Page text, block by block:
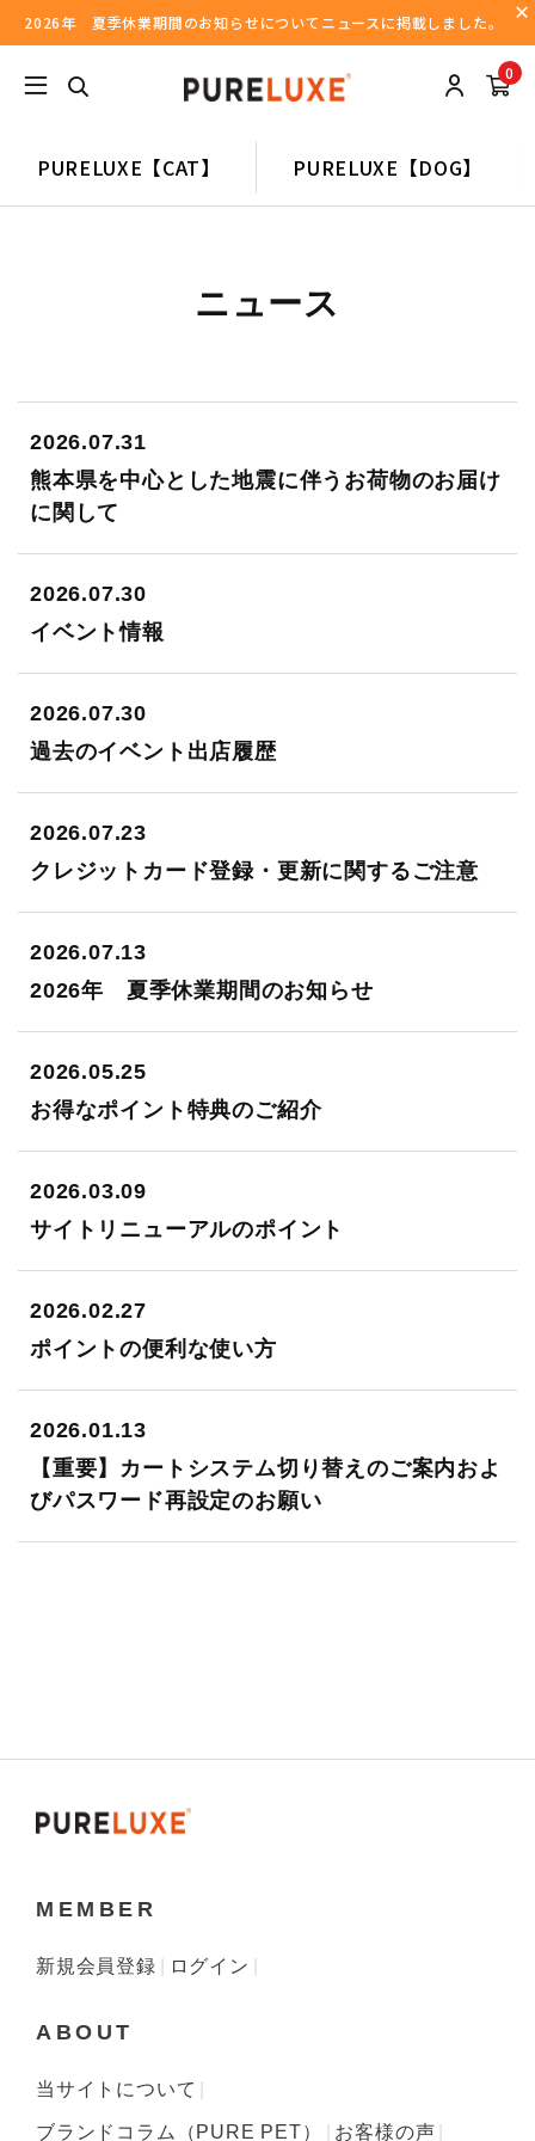
2026年 夏季休業期間のお知らせについてニュースに掲載しました。
0
PURELUXE【CAT】 PURELUXE【DOG】
ニュース
2026.07.31
熊本県を中心とした地震に伴うお荷物のお届け
に関して
2026.07.30
イベント情報
2026.07.30
過去のイベント出店履歴
2026.07.23
クレジットカード登録・更新に関するご注意
2026.07.13
2026年 夏季休業期間のお知らせ
2026.05.25
お得なポイント特典のご紹介
2026.03.09
サイトリニューアルのポイント
2026.02.27
ポイントの便利な使い方
2026.01.13
【重要】カートシステム切り替えのご案内およ
びパスワード再設定のお願い
MEMBER
新規会員登録 ログイン
ABOUT
当サイトについて
ブランドコラム（PURE PET） お客様の声